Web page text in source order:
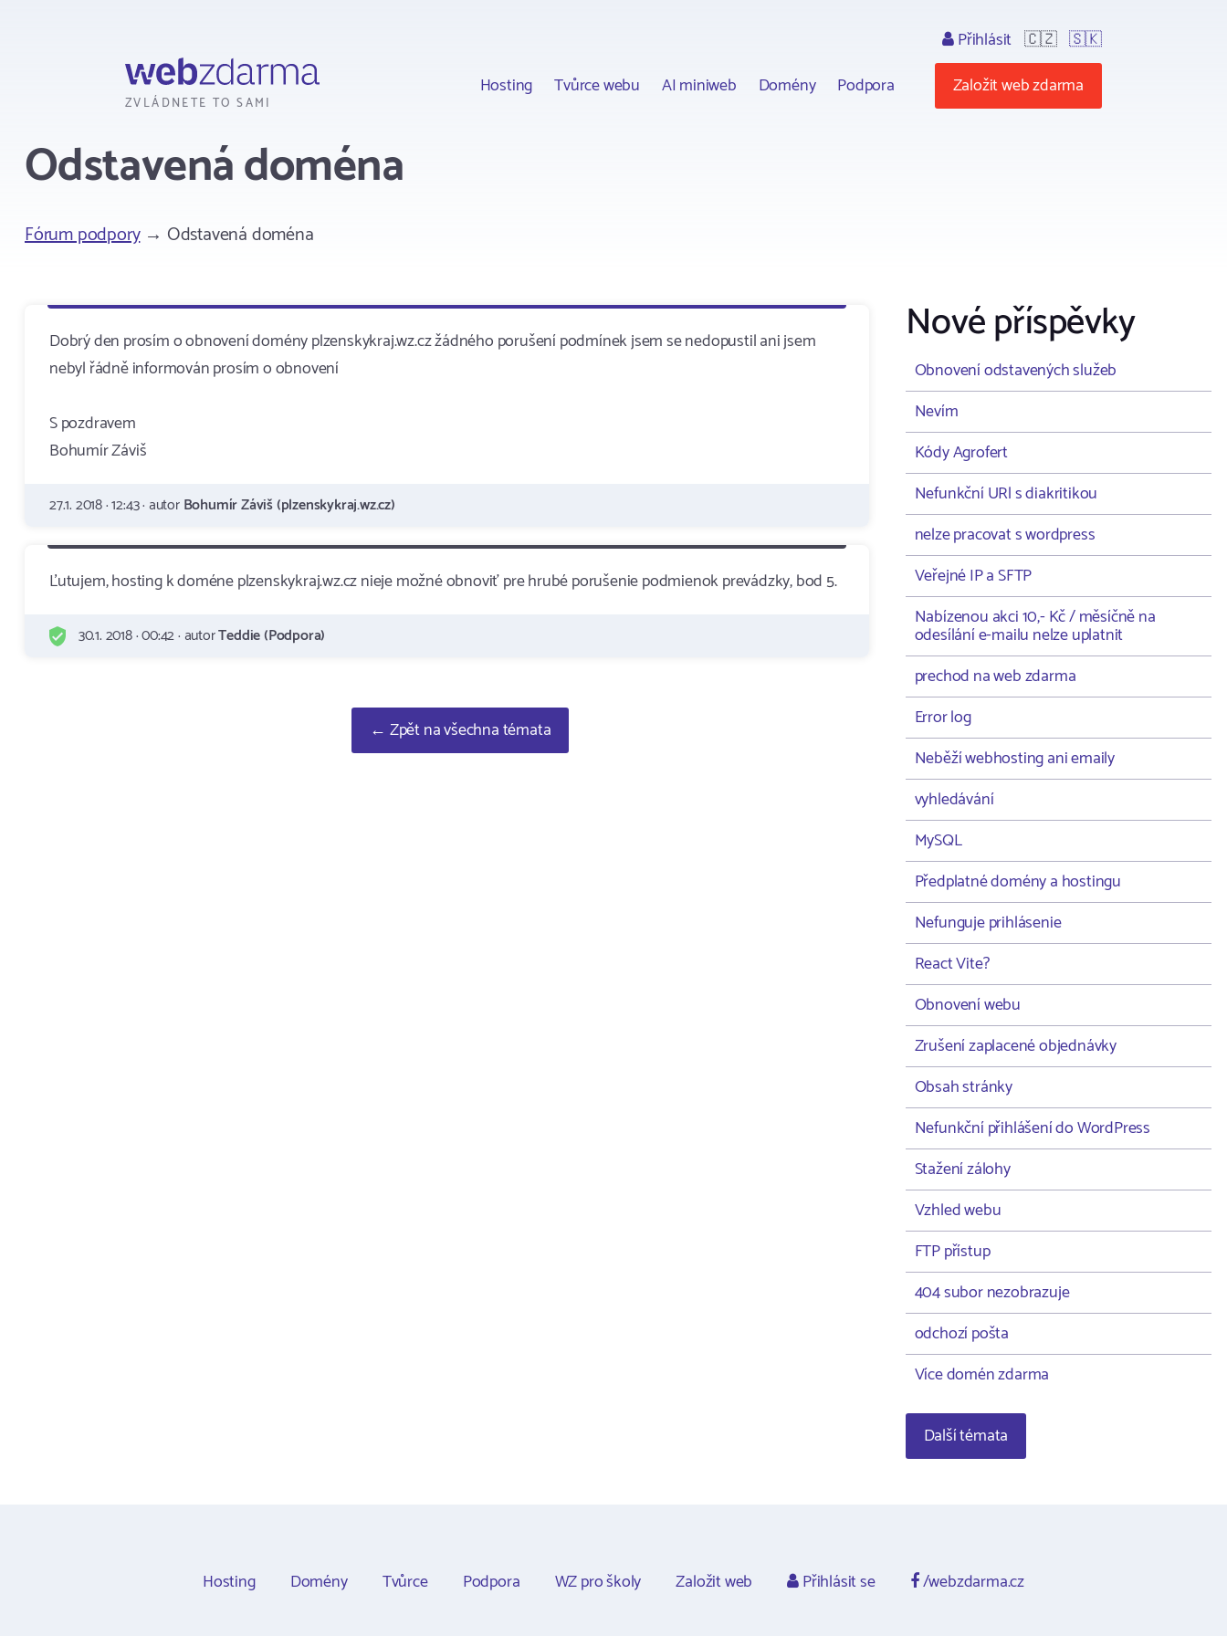
ZVLÁDNETE TO SAMI
Hosting Tvůrce webu AI miniweb Domény Podpora
Přihlásit 🇨🇿 🇸🇰
Založit web zdarma
Odstavená doména
Fórum podpory→ Odstavená doména
Dobrý den prosím o obnovení domény plzenskykraj.wz.cz žádného porušení podmínek jsem se nedopustil ani jsem
nebyl řádně informován prosím o obnovení
S pozdravem
Bohumír Záviš
27.1. 2018 · 12:43 · autorBohumír Záviš (plzenskykraj.wz.cz)
Ľutujem, hosting k doméne plzenskykraj.wz.cz nieje možné obnoviť pre hrubé porušenie podmienok prevádzky, bod 5.
30.1. 2018 · 00:42 · autorTeddie (Podpora)
← Zpět na všechna témata
Nové příspěvky
Obnovení odstavených služeb
Nevím
Kódy Agrofert
Nefunkční URl s diakritikou
nelze pracovat s wordpress
Veřejné IP a SFTP
Nabízenou akci 10,- Kč / měsíčně na
odesílání e-mailu nelze uplatnit
prechod na web zdarma
Error log
Neběží webhosting ani emaily
vyhledávání
MySQL
Předplatné domény a hostingu
Nefunguje prihlásenie
React Vite?
Obnovení webu
Zrušení zaplacené objednávky
Obsah stránky
Nefunkční přihlášení do WordPress
Stažení zálohy
Vzhled webu
FTP přístup
404 subor nezobrazuje
odchozí pošta
Více domén zdarma
Další témata
Hosting Domény Tvůrce Podpora WZ pro školy Založit web Přihlásit se /webzdarma.cz